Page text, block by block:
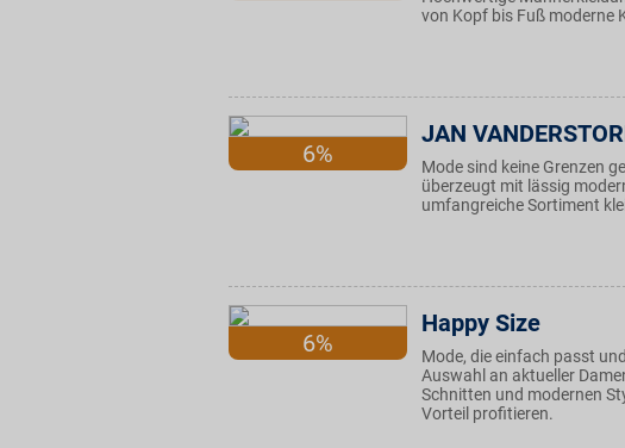
von Kopf bis Fuß moderne
6%
JAN
Mode sind keine Grenzen
überzeugt mit lässig
umfangreiche Sortiment
6%
Happy Size
Mode, die einfach passt
Auswahl an aktueller
Schnitten und modernen
Vorteil profitieren.